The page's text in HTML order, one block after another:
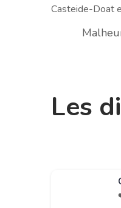
Casteide-Doat
Les